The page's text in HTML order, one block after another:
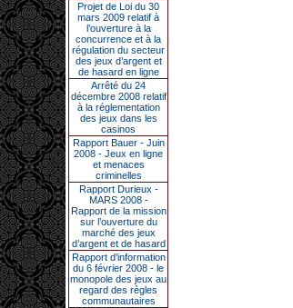
Projet de Loi du 30
mars 2009 relatif à
l’ouverture à la
concurrence et à la
régulation du secteur
des jeux d’argent et
de hasard en ligne
Arrêté du 24
décembre 2008 relatif
à la réglementation
des jeux dans les
casinos
Rapport Bauer - Juin
2008 - Jeux en ligne
et menaces
criminelles
Rapport Durieux -
MARS 2008 -
Rapport de la mission
sur l’ouverture du
marché des jeux
d’argent et de hasard
Rapport d'information
du 6 février 2008 - le
monopole des jeux au
regard des règles
communautaires